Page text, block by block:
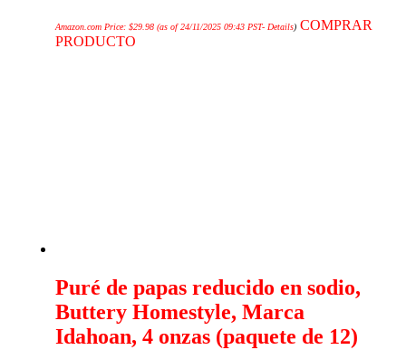
Amazon.com Price:$29.98 (as of 24/11/2025 09:43 PST- Details) COMPRAR
PRODUCTO
Puré de papas reducido en sodio,
Buttery Homestyle, Marca
Idahoan, 4 onzas (paquete de 12)